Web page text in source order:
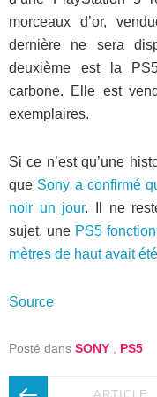
morceaux d’or,
dernière ne sera
deuxième est la
carbone. Elle est
exemplaires.
Si ce n’est qu’une
que Sony a confirmé
noir un jour. Il ne
sujet, une PS5
mètres de haut avait
Source
Posté dans SONY , PS5